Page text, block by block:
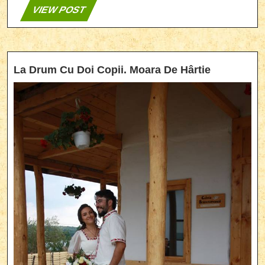
VIEW POSTVIEW
POST
La Drum Cu Doi Copii. Moara De HârtieLa
Drum
Copii.
Moara
Hârtie